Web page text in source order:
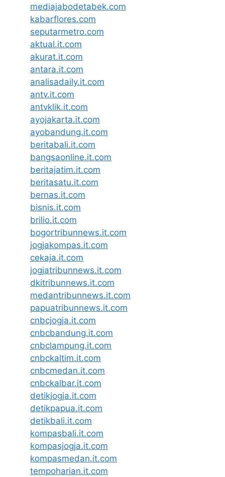
mediajabodetabek.com
kabarflores.com
seputarmetro.com
aktual.it.com
akurat.it.com
antara.it.com
analisadaily.it.com
antv.it.com
antvklik.it.com
ayojakarta.it.com
ayobandung.it.com
beritabali.it.com
bangsaonline.it.com
beritajatim.it.com
beritasatu.it.com
bernas.it.com
bisnis.it.com
brilio.it.com
bogortribunnews.it.com
jogjakompas.it.com
cekaja.it.com
jogjatribunnews.it.com
dkitribunnews.it.com
medantribunnews.it.com
papuatribunnews.it.com
cnbcjogja.it.com
cnbcbandung.it.com
cnbclampung.it.com
cnbckaltim.it.com
cnbcmedan.it.com
cnbckalbar.it.com
detikjogja.it.com
detikpapua.it.com
detikbali.it.com
kompasbali.it.com
kompasjogja.it.com
kompasmedan.it.com
tempoharian.it.com